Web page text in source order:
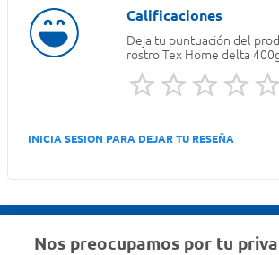
Deja tu puntuación del
rostro Tex Home delta
INICIA SESION PARA DEJAR TU RESEÑA
Nos preocupamos por tu